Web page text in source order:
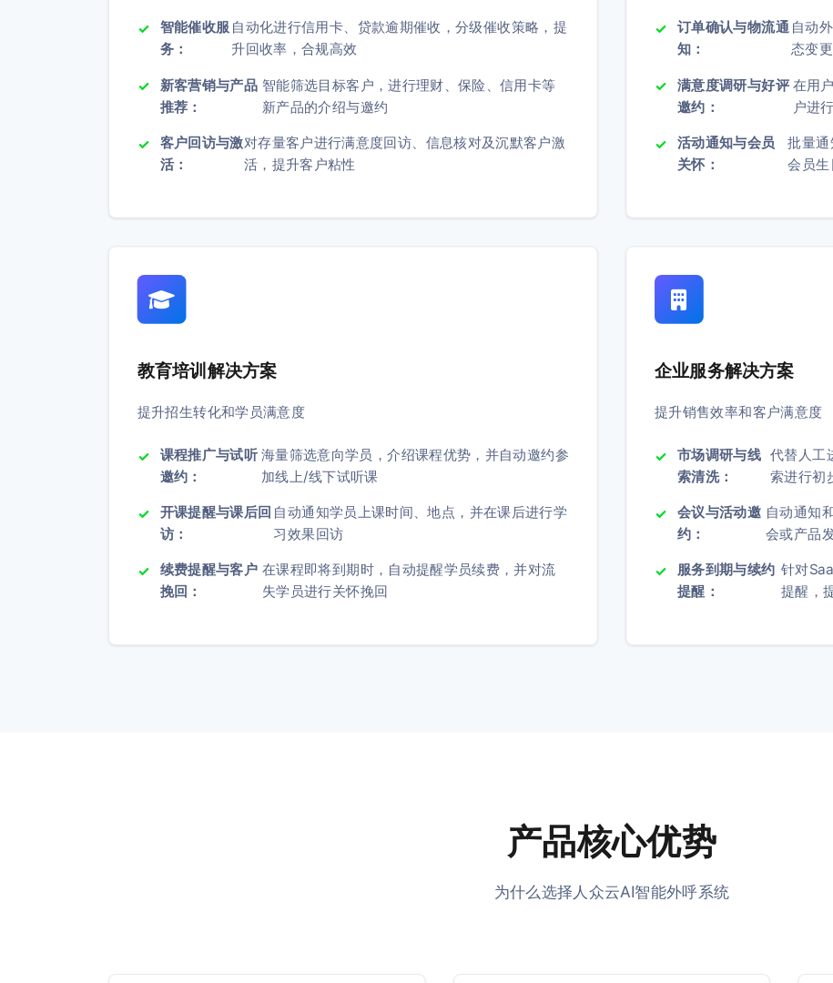
智能催收服
务：
自动化进行信用卡、贷款逾期催收，分级催收策略，提
升回收率，合规高效
新客营销与产品
推荐：
智能筛选目标客户，进行理财、保险、信用卡等
新产品的介绍与邀约
客户回访与激
活：
对存量客户进行满意度回访、信息核对及沉默客户激
活，提升客户粘性
订单确认与物流通
知：
自动
态变
满意度调研与好评
邀约：
在用
户进
活动通知与会员
关怀：
批量
会员
教育培训解决方案
提升招生转化和学员满意度
课程推广与试听
邀约：
海量筛选意向学员，介绍课程优势，并自动邀约参
加线上/线下试听课
开课提醒与课后回
访：
自动通知学员上课时间、地点，并在课后进行学
习效果回访
续费提醒与客户
挽回：
在课程即将到期时，自动提醒学员续费，并对流
失学员进行关怀挽回
企业服务解决方案
提升销售效率和客户满意度
市场调研与线
索清洗：
代替人工
索进行初
会议与活动邀
约：
自动通知
会或产品
服务到期与续约
提醒：
针对
提醒，
产品核心优势
为什么选择人众云AI智能外呼系统